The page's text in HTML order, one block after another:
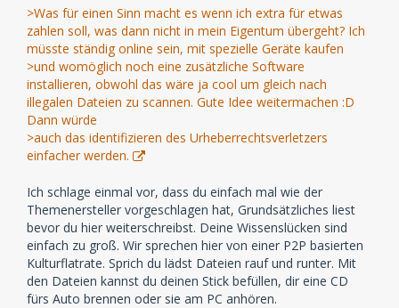
>Was für einen Sinn macht es wenn ich extra für etwas
zahlen soll, was dann nicht in mein Eigentum übergeht? Ich
müsste ständig online sein, mit spezielle Geräte kaufen
>und womöglich noch eine zusätzliche Software
installieren, obwohl das wäre ja cool um gleich nach
illegalen Dateien zu scannen. Gute Idee weitermachen :D
Dann würde
>auch das identifizieren des Urheberrechtsverletzers
einfacher werden.
Ich schlage einmal vor, dass du einfach mal wie der
Themenersteller vorgeschlagen hat, Grundsätzliches liest
bevor du hier weiterschreibst. Deine Wissenslücken sind
einfach zu groß. Wir sprechen hier von einer P2P basierten
Kulturflatrate. Sprich du lädst Dateien rauf und runter. Mit
den Dateien kannst du deinen Stick befüllen, dir eine CD
fürs Auto brennen oder sie am PC anhören.